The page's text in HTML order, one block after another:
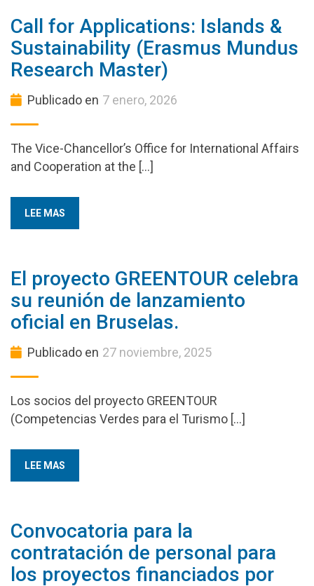
Call for Applications: Islands &
Sustainability (Erasmus Mundus
Research Master)
Publicado en 7 enero, 2026
The Vice-Chancellor’s Office for International Affairs
and Cooperation at the […]
LEE MAS
El proyecto GREENTOUR celebra
su reunión de lanzamiento
oficial en Bruselas.
Publicado en 27 noviembre, 2025
Los socios del proyecto GREENTOUR
(Competencias Verdes para el Turismo […]
LEE MAS
Convocatoria para la
contratación de personal para
los proyectos financiados por